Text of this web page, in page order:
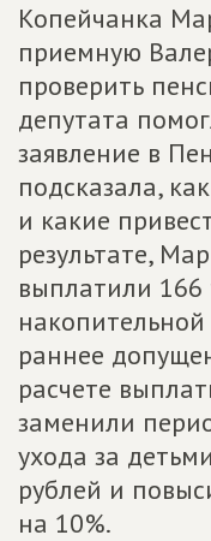
Копейчанка
приемную
проверить
депутата
заявление в
подсказала,
и какие
результате,
выплатили 166
раннее
расчете
заменили
ухода за
рублей и
на 10%.